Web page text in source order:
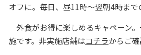
オフに。毎日、昼11時～翌朝4時まで
外食がお得に楽しめるキャペーン
施です。非実施店舗はコチラからご確